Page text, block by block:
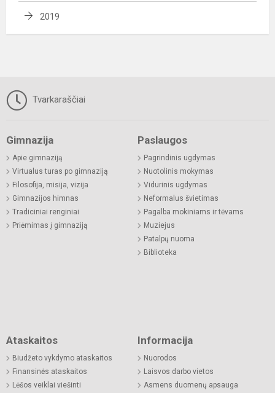
2019
Tvarkaraščiai
Gimnazija
Apie gimnaziją
Virtualus turas po gimnaziją
Filosofija, misija, vizija
Gimnazijos himnas
Tradiciniai renginiai
Priėmimas į gimnaziją
Paslaugos
Pagrindinis ugdymas
Nuotolinis mokymas
Vidurinis ugdymas
Neformalus švietimas
Pagalba mokiniams ir tėvams
Muziejus
Patalpų nuoma
Biblioteka
Ataskaitos
Biudžeto vykdymo ataskaitos
Finansinės ataskaitos
Lėšos veiklai viešinti
Informacija
Nuorodos
Laisvos darbo vietos
Asmens duomenų apsauga